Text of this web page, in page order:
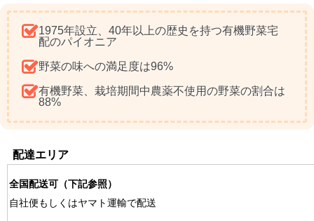
1975年設立、40年以上の歴史を持つ有機野菜宅
配のパイオニア
野菜の味への満足度は96%
有機野菜、栽培期間中農薬不使用の野菜の割合は
88%
配達エリア
全国配送可 （下記参照）
自社便もしくはヤマト運輸で配送